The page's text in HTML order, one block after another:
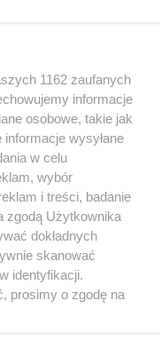
HOSTING
FACEBOOK KONTAKT
Muzyka i kultura
Archiwum wydarzeń
1162 zaufanych
informacje
osobowe, takie jak
wysyłane
w celu
wybór
i treści, badanie
zgodą Użytkownika
dokładnych
skanować
identyfikacji.
prosimy o zgodę na